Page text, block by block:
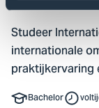
Studeer
internationale
praktijkervaring
Bachelor